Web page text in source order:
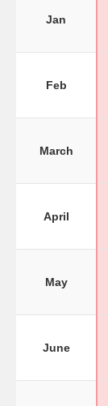
Jan
Feb
March
April
May
June